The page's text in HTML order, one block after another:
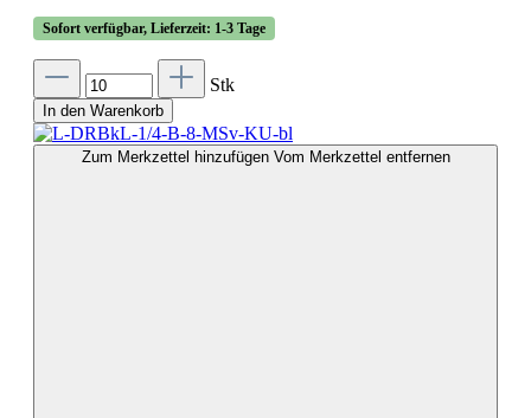
Sofort verfügbar, Lieferzeit: 1-3 Tage
Stk
In den Warenkorb
Zum Merkzettel hinzufügen Vom Merkzettel entfernen